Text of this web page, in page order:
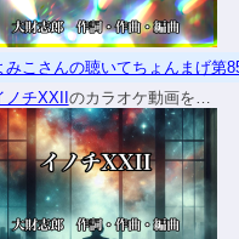
みこさんの聴いてちょんまげ第
ノチXXII のカラオケ動画を…